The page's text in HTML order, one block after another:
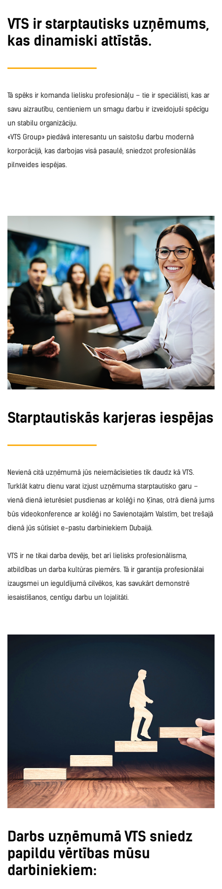
VTS ir starptautisks uzņēmums,
kas dinamiski attīstās.
Tā spēks ir komanda lielisku profesionāļu – tie ir speciālisti, kas ar
savu aizrautību, centieniem un smagu darbu ir izveidojuši spēcīgu
un stabilu organizāciju.
«VTS Group» piedāvā interesantu un saistošu darbu modernā
korporācijā, kas darbojas visā pasaulē, sniedzot profesionālās
pilnveides iespējas.
Starptautiskās karjeras iespējas
Nevienā citā uzņēmumā jūs neiemācīsieties tik daudz kā VTS.
Turklāt katru dienu varat izjust uzņēmuma starptautisko garu –
vienā dienā ieturēsiet pusdienas ar kolēģi no Ķīnas, otrā dienā jums
būs videokonference ar kolēģi no Savienotajām Valstīm, bet trešajā
dienā jūs sūtīsiet e-pastu darbiniekiem Dubaijā.
VTS ir ne tikai darba devējs, bet arī lielisks profesionālisma,
atbildības un darba kultūras piemērs. Tā ir garantija profesionālai
izaugsmei un ieguldījumā cilvēkos, kas savukārt demonstrē
iesaistīšanos, centīgu darbu un lojalitāti.
Darbs uzņēmumā VTS sniedz
papildu vērtības mūsu
darbiniekiem: